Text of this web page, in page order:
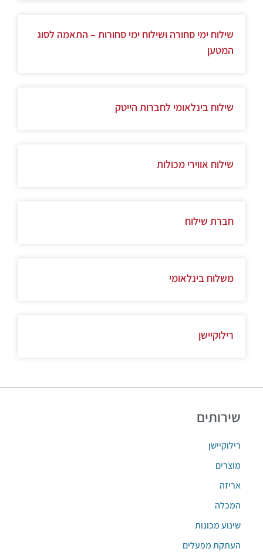
שילוח ימי סחורה ושילוח ימי סחורות – התאמה לסוג
המטען
שילוח בינלאומי לחברות הייטק
שילוח אווירי מכולות
חברת שילוח
משלוח בינלאומי
רילוקיישן
שירותים
רילוקיישן
מוצרים
אריזה
המכלה
שינוע מכונות
העתקת מפעלים